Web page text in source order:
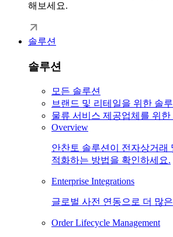
해보세요.
솔루션
솔루션
모든 솔루션
브랜드 및 리테일을 위한 솔
물류 서비스 제공업체를 위한
Overview
안찬토 솔루션이 전자상거래
적화하는 방법을 확인하세요.
Enterprise Integrations
글로벌 사전 연동으로 더 많
Order Lifecycle Management